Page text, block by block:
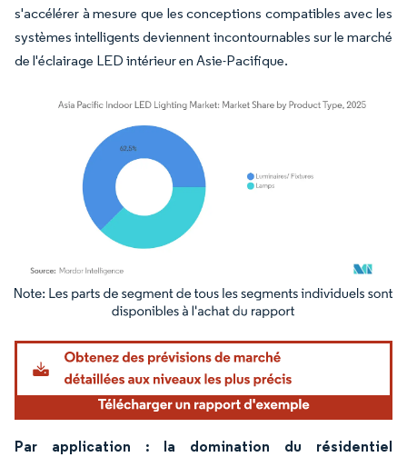
s'accélérer à mesure que les conceptions compatibles avec les
systèmes intelligents deviennent incontournables sur le marché
de l'éclairage LED intérieur en Asie-Pacifique.
Image © Mordor Intelligence. La réutilisation nécessite une attribution sous CC BY
Par application : la domination du résidentiel